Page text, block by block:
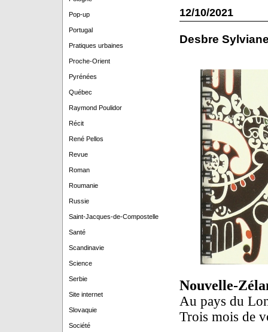
Pop-up
Portugal
Pratiques urbaines
Proche-Orient
Pyrénées
Québec
Raymond Poulidor
Récit
René Pellos
Revue
Roman
Roumanie
Russie
Saint-Jacques-de-Compostelle
Santé
Scandinavie
Science
Serbie
Site internet
Slovaquie
Société
12/10/2021
Desbre
Nouvelle-
Au pays du
Trois mois de